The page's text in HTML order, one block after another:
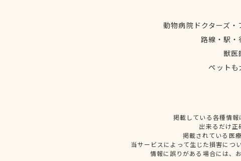
動物病院ドクターズ
路線・駅・
獣医
ペットも
掲載している各種情報
出来るだけ正
掲載されている医
当サービスによって生じた損害につ
情報に誤りがある場合には、